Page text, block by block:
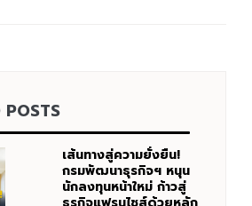
POSTS
เส้นทางสู่ความยั่งยืน!
กรมพัฒนาธุรกิจฯ หนุน
นักลงทุนหน้าใหม่ ก้าวสู่